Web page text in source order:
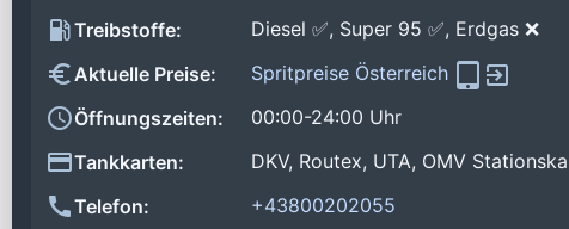
Treibstoffe:
Diesel ✅, Super 95 ✅, Erdgas ❌
Aktuelle Preise:
Spritpreise Österreich
Öffnungszeiten:
00:00-24:00 Uhr
Tankkarten:
DKV, Routex, UTA, OMV
Telefon:
+43800202055